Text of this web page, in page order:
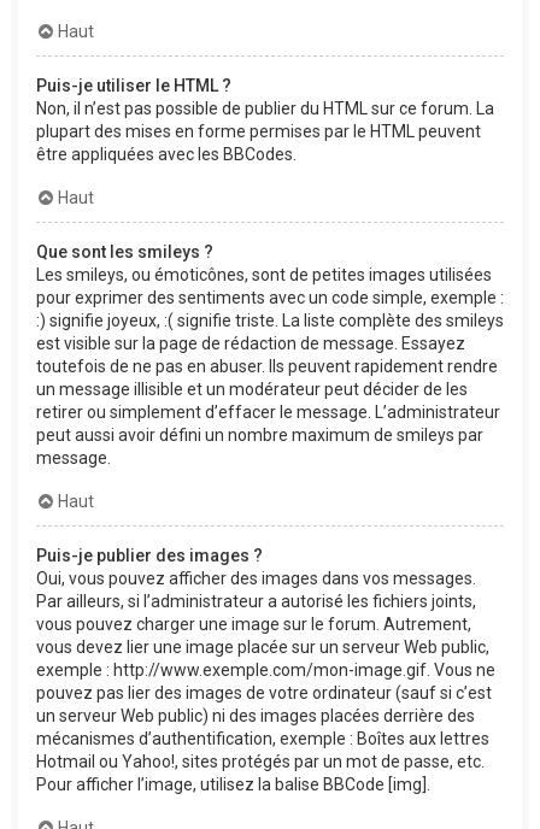
Haut
Puis-je utiliser le HTML ?
Non, il n’est pas possible de publier du HTML sur ce forum. La
plupart des mises en forme permises par le HTML peuvent
être appliquées avec les BBCodes.
Haut
Que sont les smileys ?
Les smileys, ou émoticônes, sont de petites images utilisées
pour exprimer des sentiments avec un code simple, exemple :
:) signifie joyeux, :( signifie triste. La liste complète des smileys
est visible sur la page de rédaction de message. Essayez
toutefois de ne pas en abuser. Ils peuvent rapidement rendre
un message illisible et un modérateur peut décider de les
retirer ou simplement d’effacer le message. L’administrateur
peut aussi avoir défini un nombre maximum de smileys par
message.
Haut
Puis-je publier des images ?
Oui, vous pouvez afficher des images dans vos messages.
Par ailleurs, si l’administrateur a autorisé les fichiers joints,
vous pouvez charger une image sur le forum. Autrement,
vous devez lier une image placée sur un serveur Web public,
exemple : http://www.exemple.com/mon-image.gif. Vous ne
pouvez pas lier des images de votre ordinateur (sauf si c’est
un serveur Web public) ni des images placées derrière des
mécanismes d’authentification, exemple : Boîtes aux lettres
Hotmail ou Yahoo!, sites protégés par un mot de passe, etc.
Pour afficher l’image, utilisez la balise BBCode [img].